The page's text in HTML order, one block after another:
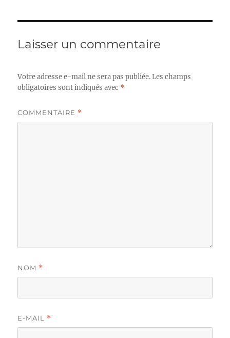
Laisser un commentaire
Votre adresse e-mail ne sera pas publiée. Les champs
obligatoires sont indiqués avec *
COMMENTAIRE *
NOM *
E-MAIL *